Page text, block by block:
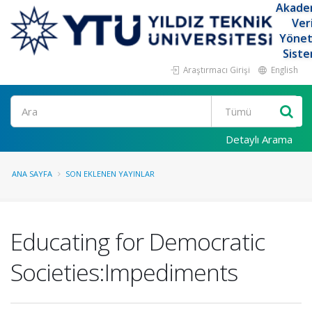
Araştırmacı Girişi English
Ara
Detaylı Arama
ANA SAYFA SON EKLENEN YAYINLAR
Educating for Democratic
Societies:Impediments